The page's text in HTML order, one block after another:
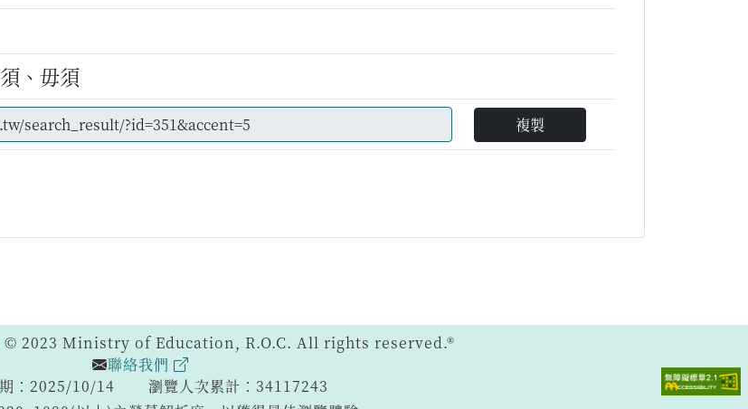
、毋須
複製
© 2023 Ministry of Education, R.O.C. All rights reserved.®
聯絡我們
：2025/10/14
瀏覽人次累計：34117243